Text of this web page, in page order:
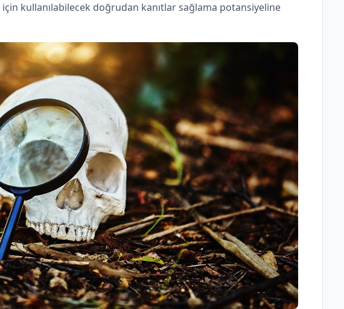
için kullanılabilecek doğrudan kanıtlar sağlama potansiyeline